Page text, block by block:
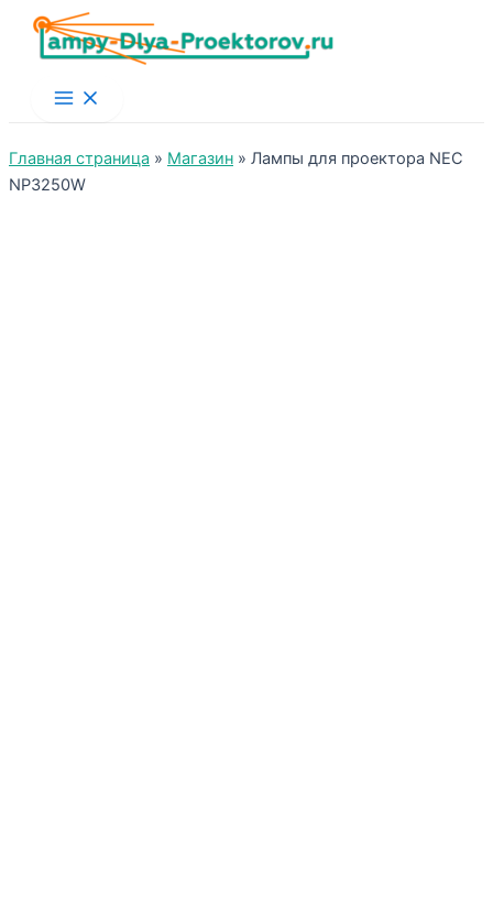
Main
Menu
Главная страница » Магазин » Лампы для проектора NEC
NP3250W